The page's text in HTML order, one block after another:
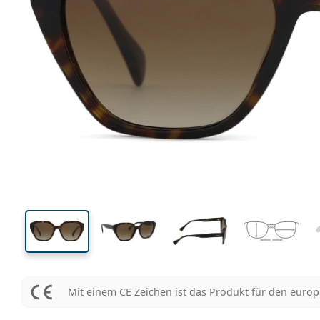
44 mm
Glashöhe Glasbreite
Glasbreite
Mit einem CE Zeichen ist das Produkt für den